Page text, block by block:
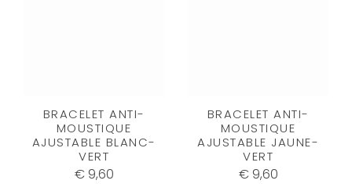
BRACELET ANTI-
MOUSTIQUE
AJUSTABLE BLANC-
VERT
€ 9,60
BRACELET ANTI-
MOUSTIQUE
AJUSTABLE JAUNE-
VERT
€ 9,60